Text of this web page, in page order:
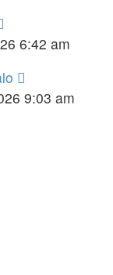
6:42 am
9:03 am